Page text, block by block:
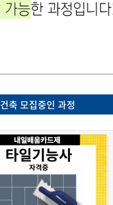
건축 모집중인 과정